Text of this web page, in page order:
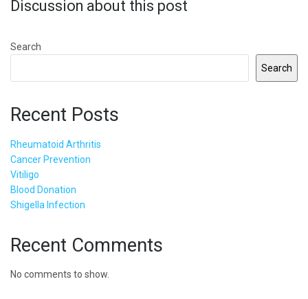
Discussion about this post
Search
Search
Recent Posts
Rheumatoid Arthritis
Cancer Prevention
Vitiligo
Blood Donation
Shigella Infection
Recent Comments
No comments to show.